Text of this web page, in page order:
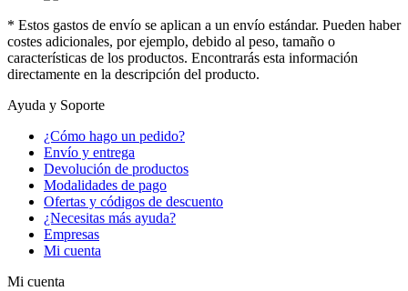
* Estos gastos de envío se aplican a un envío estándar. Pueden haber
costes adicionales, por ejemplo, debido al peso, tamaño o
características de los productos. Encontrarás esta información
directamente en la descripción del producto.
Ayuda y Soporte
¿Cómo hago un pedido?
Envío y entrega
Devolución de productos
Modalidades de pago
Ofertas y códigos de descuento
¿Necesitas más ayuda?
Empresas
Mi cuenta
Mi cuenta